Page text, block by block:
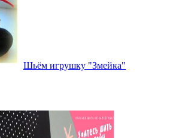
Шьём игрушку "Змейка"